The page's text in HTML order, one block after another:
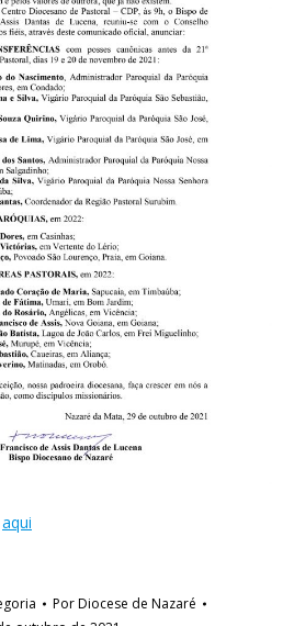
aqui
PorDiocese de Nazaré